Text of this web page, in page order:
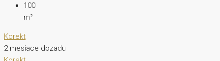
100
m²
Korekt
2 mesiace dozadu